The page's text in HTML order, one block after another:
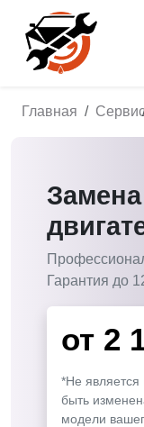
Главная
Гарантия до
от 2
*Не
быть
модели